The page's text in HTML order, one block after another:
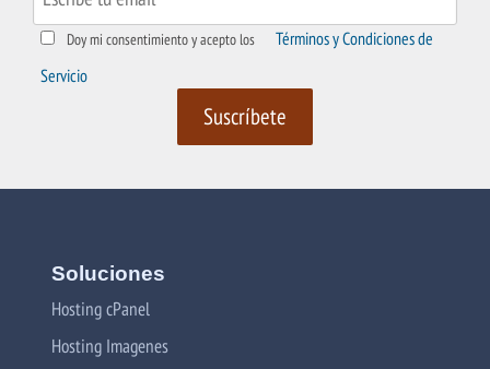
Doy mi consentimiento y acepto los
Términos y Condiciones de
Servicio
Soluciones
Hosting cPanel
Hosting Imagenes